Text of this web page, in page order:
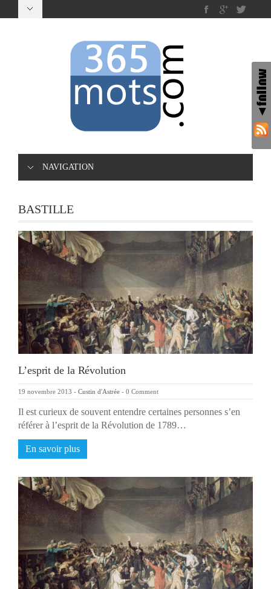
NAVIGATION
BASTILLE
L’esprit de la Révolution
19 novembre 2013 - Custin d'Astrée - 0 Comment
Il est curieux de souvent entendre certaines personnes s’en
référer à l’esprit de la Révolution de 1789…
En savoir plus